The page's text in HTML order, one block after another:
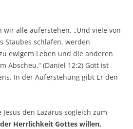
wir alle auferstehen. „Und viele von
Staubes schlafen, werden
ewigem Leben und die anderen
Abscheu.“ (Daniel 12:2) Gott ist
In der Auferstehung gibt Er den
den Lazarus sogleich zum
Herrlichkeit Gottes willen,